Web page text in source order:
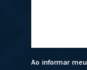
Ao informar